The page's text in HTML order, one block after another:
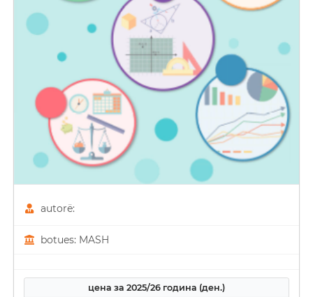
autorë:
botues: MASH
цена за 2025/26 година (ден.)